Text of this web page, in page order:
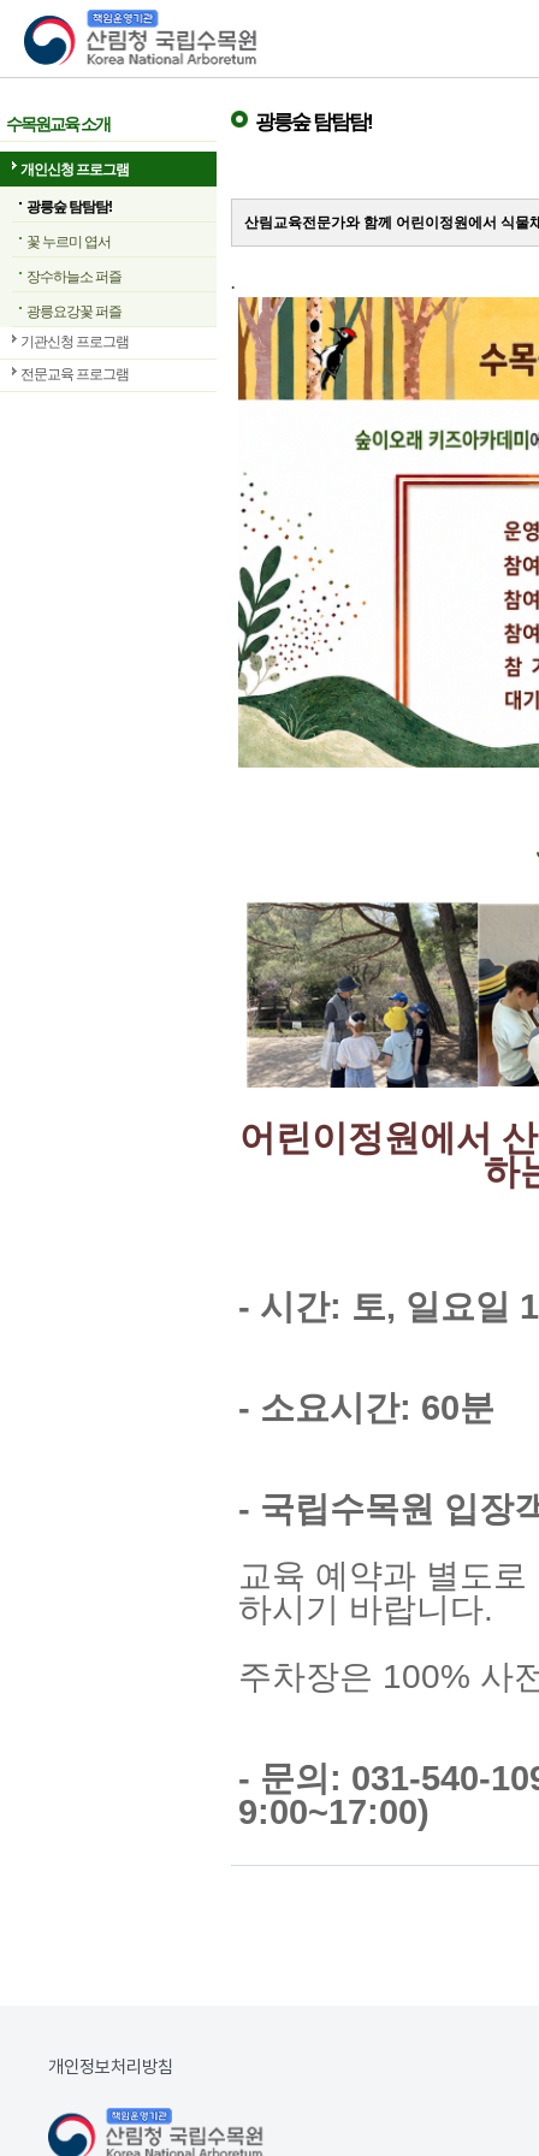
산림청 국립수목원
수목원교육 소개
개인신청 프로그램
광릉숲 탐탐탐!
꽃 누르미 엽서
장수하늘소 퍼즐
광릉요강꽃 퍼즐
기관신청 프로그램
전문교육 프로그램
광릉숲 탐탐탐!
산림교육전문가와 함께 어린이정원에서 식물
.
어린이정원에서
하
- 시간: 토, 일요일
- 소요시간: 60분
- 국립수목원 입장
교육 예약과 별도
하시기 바랍니다.
주차장은 100% 사
- 문의: 031-540-
9:00~17:00)
개인정보처리방침